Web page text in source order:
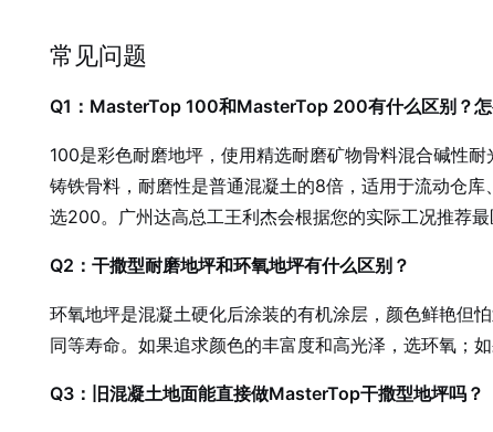
常见问题
Q1：MasterTop 100和MasterTop 200有什么区别？怎
100是彩色耐磨地坪，使用精选耐磨矿物骨料混合碱性
铸铁骨料，耐磨性是普通混凝土的8倍，适用于流动仓
选200。广州达高总工王利杰会根据您的实际工况推荐最
Q2：干撒型耐磨地坪和环氧地坪有什么区别？
环氧地坪是混凝土硬化后涂装的有机涂层，颜色鲜艳但
同等寿命。如果追求颜色的丰富度和高光泽，选环氧；
Q3：旧混凝土地面能直接做MasterTop干撒型地坪吗？